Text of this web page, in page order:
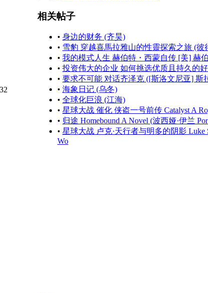
相关帖子
• 身边的财务 (齐昊)
• 雪豹 穿越喜馬拉雅山的性靈探索之旅 (彼
• 我的模式人生 赫伯特・西蒙自传 [美] 赫
• 投资伟大的企业 如何挑选优质且持久的
• 要求不可能 对话齐泽克 ([斯洛文尼亚] 斯
• 海象日记 (乌冬)
• 全球化巨浪 (江海)
• 星球大战 催化 侠盗一号前传 Catalyst A
• 归途 Homebound A Novel (波西娅·伊兰
• 星球大战 卢克·天行者与明多的阴影 Luke
Wo